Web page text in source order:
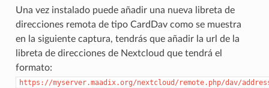
Una vez instalado puede añadir una nueva libreta de
direcciones remota de tipo CardDav como se muestra
en la siguiente captura, tendrás que añadir la url de la
libreta de direcciones de Nextcloud que tendrá el
formato:
https://myserver.maadix.org/nextcloud/remote.php/dav/